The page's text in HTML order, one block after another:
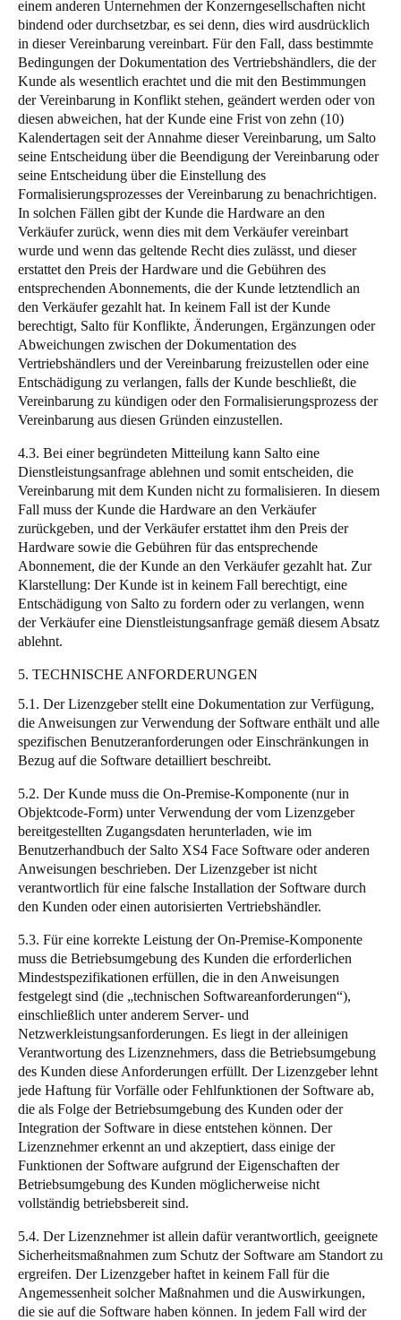
einem anderen Unternehmen der Konzerngesellschaften nicht
bindend oder durchsetzbar, es sei denn, dies wird ausdrücklich
in dieser Vereinbarung vereinbart. Für den Fall, dass bestimmte
Bedingungen der Dokumentation des Vertriebshändlers, die der
Kunde als wesentlich erachtet und die mit den Bestimmungen
der Vereinbarung in Konflikt stehen, geändert werden oder von
diesen abweichen, hat der Kunde eine Frist von zehn (10)
Kalendertagen seit der Annahme dieser Vereinbarung, um Salto
seine Entscheidung über die Beendigung der Vereinbarung oder
seine Entscheidung über die Einstellung des
Formalisierungsprozesses der Vereinbarung zu benachrichtigen.
In solchen Fällen gibt der Kunde die Hardware an den
Verkäufer zurück, wenn dies mit dem Verkäufer vereinbart
wurde und wenn das geltende Recht dies zulässt, und dieser
erstattet den Preis der Hardware und die Gebühren des
entsprechenden Abonnements, die der Kunde letztendlich an
den Verkäufer gezahlt hat. In keinem Fall ist der Kunde
berechtigt, Salto für Konflikte, Änderungen, Ergänzungen oder
Abweichungen zwischen der Dokumentation des
Vertriebshändlers und der Vereinbarung freizustellen oder eine
Entschädigung zu verlangen, falls der Kunde beschließt, die
Vereinbarung zu kündigen oder den Formalisierungsprozess der
Vereinbarung aus diesen Gründen einzustellen.
4.3. Bei einer begründeten Mitteilung kann Salto eine
Dienstleistungsanfrage ablehnen und somit entscheiden, die
Vereinbarung mit dem Kunden nicht zu formalisieren. In diesem
Fall muss der Kunde die Hardware an den Verkäufer
zurückgeben, und der Verkäufer erstattet ihm den Preis der
Hardware sowie die Gebühren für das entsprechende
Abonnement, die der Kunde an den Verkäufer gezahlt hat. Zur
Klarstellung: Der Kunde ist in keinem Fall berechtigt, eine
Entschädigung von Salto zu fordern oder zu verlangen, wenn
der Verkäufer eine Dienstleistungsanfrage gemäß diesem Absatz
ablehnt.
5. TECHNISCHE ANFORDERUNGEN
5.1. Der Lizenzgeber stellt eine Dokumentation zur Verfügung,
die Anweisungen zur Verwendung der Software enthält und alle
spezifischen Benutzeranforderungen oder Einschränkungen in
Bezug auf die Software detailliert beschreibt.
5.2. Der Kunde muss die On-Premise-Komponente (nur in
Objektcode-Form) unter Verwendung der vom Lizenzgeber
bereitgestellten Zugangsdaten herunterladen, wie im
Benutzerhandbuch der Salto XS4 Face Software oder anderen
Anweisungen beschrieben. Der Lizenzgeber ist nicht
verantwortlich für eine falsche Installation der Software durch
den Kunden oder einen autorisierten Vertriebshändler.
5.3. Für eine korrekte Leistung der On-Premise-Komponente
muss die Betriebsumgebung des Kunden die erforderlichen
Mindestspezifikationen erfüllen, die in den Anweisungen
festgelegt sind (die „technischen Softwareanforderungen“),
einschließlich unter anderem Server- und
Netzwerkleistungsanforderungen. Es liegt in der alleinigen
Verantwortung des Lizenznehmers, dass die Betriebsumgebung
des Kunden diese Anforderungen erfüllt. Der Lizenzgeber lehnt
jede Haftung für Vorfälle oder Fehlfunktionen der Software ab,
die als Folge der Betriebsumgebung des Kunden oder der
Integration der Software in diese entstehen können. Der
Lizenznehmer erkennt an und akzeptiert, dass einige der
Funktionen der Software aufgrund der Eigenschaften der
Betriebsumgebung des Kunden möglicherweise nicht
vollständig betriebsbereit sind.
5.4. Der Lizenznehmer ist allein dafür verantwortlich, geeignete
Sicherheitsmaßnahmen zum Schutz der Software am Standort zu
ergreifen. Der Lizenzgeber haftet in keinem Fall für die
Angemessenheit solcher Maßnahmen und die Auswirkungen,
die sie auf die Software haben können. In jedem Fall wird der